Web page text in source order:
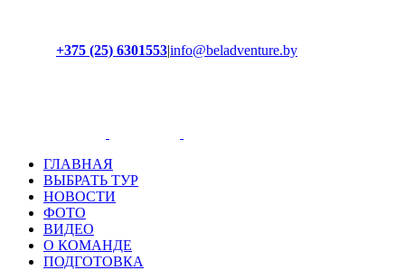
+375 (25) 6301553|info@beladventure.by
ГЛАВНАЯ
ВЫБРАТЬ ТУР
НОВОСТИ
ФОТО
ВИДЕО
О КОМАНДЕ
ПОДГОТОВКА